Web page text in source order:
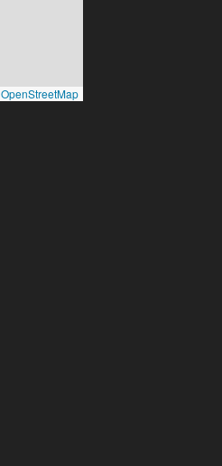
OpenStreetMap